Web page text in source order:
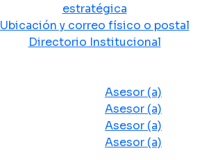
estratégica
Ubicación y correo físico o postal
Directorio Institucional
Asesor (a)
Asesor (a)
Asesor (a)
Asesor (a)